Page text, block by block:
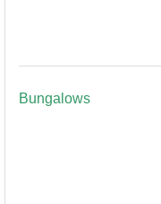
Bungalows